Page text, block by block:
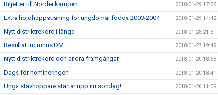
Biljetter till Nordenkampen 2018-01-29 17:35
Extra höjdhoppsträning för ungdomar födda 2003-2004 2018-01-29 14:42
Nytt distriktrekord i längd 2018-01-28 21:51
Resultat inomhus DM 2018-01-27 19:49
Nytt distriktrekord och andra framgångar 2018-01-20 18:55
Dags för nomineringen 2018-01-20 18:41
Unga stavhoppare startar upp nu söndag! 2018-01-20 11:09